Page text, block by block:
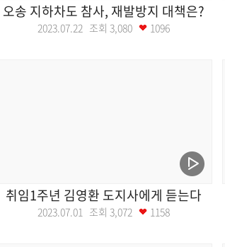
오송 지하차도 참사, 재발방지 대책은?
2023.07.22 조회 3,080 1096
취임1주년 김영환 도지사에게 듣는다
2023.07.01 조회 3,072 1158